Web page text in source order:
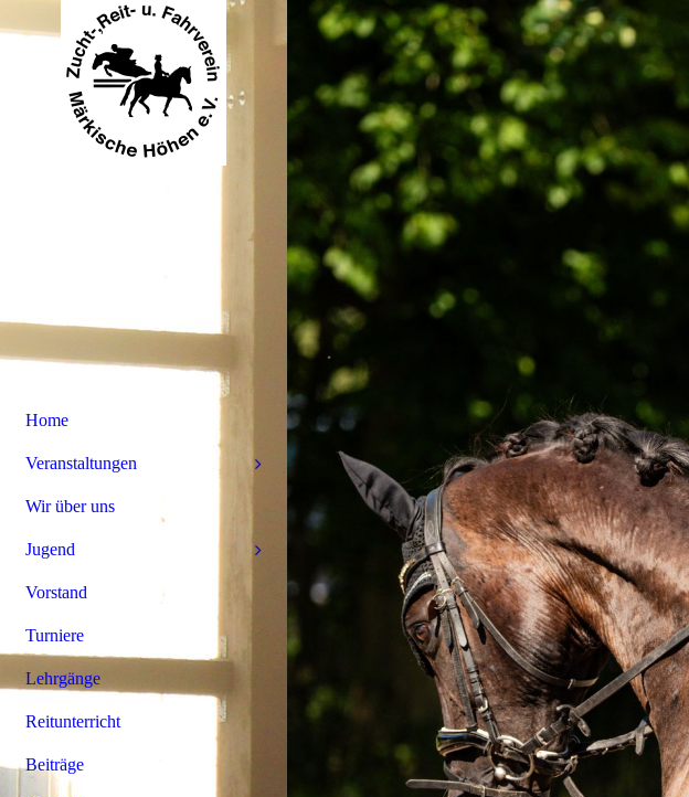
Home
Veranstaltungen
Wir über uns
Jugend
Vorstand
Turniere
Lehrgänge
Reitunterricht
Beiträge